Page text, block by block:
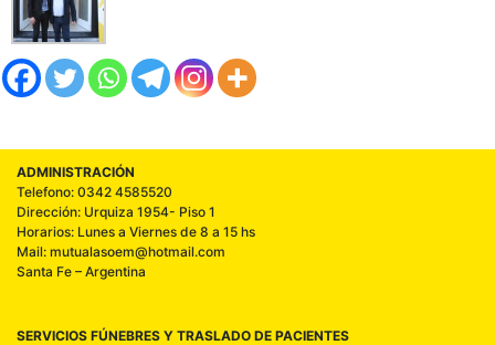
ADMINISTRACIÓN
Telefono: 0342 4585520
Dirección: Urquiza 1954- Piso 1
Horarios: Lunes a Viernes de 8 a 15 hs
Mail: mutualasoem@hotmail.com
Santa Fe – Argentina
SERVICIOS FÚNEBRES Y TRASLADO DE PACIENTES